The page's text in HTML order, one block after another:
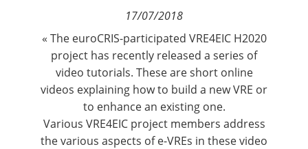
17/07/2018
« The euroCRIS-participated VRE4EICH2020
project has recently released a series of
video tutorials. These are short online
videos explaining how to build a new VRE or
to enhance an existing one.
Various VRE4EIC project members address
the various aspects of e-VREs in these video